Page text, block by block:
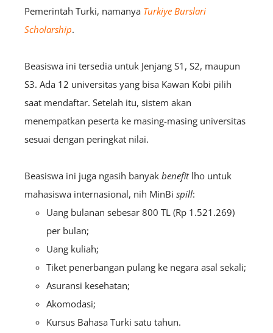
Pemerintah Turki, namanya Turkiye Burslari
Scholarship.
Beasiswa ini tersedia untuk Jenjang S1, S2, maupun
S3. Ada 12 universitas yang bisa Kawan Kobi pilih
saat mendaftar. Setelah itu, sistem akan
menempatkan peserta ke masing-masing universitas
sesuai dengan peringkat nilai.
Beasiswa ini juga ngasih banyak benefit lho untuk
mahasiswa internasional, nih MinBi spill:
Uang bulanan sebesar 800 TL (Rp 1.521.269)
per bulan;
Uang kuliah;
Tiket penerbangan pulang ke negara asal sekali;
Asuransi kesehatan;
Akomodasi;
Kursus Bahasa Turki satu tahun.